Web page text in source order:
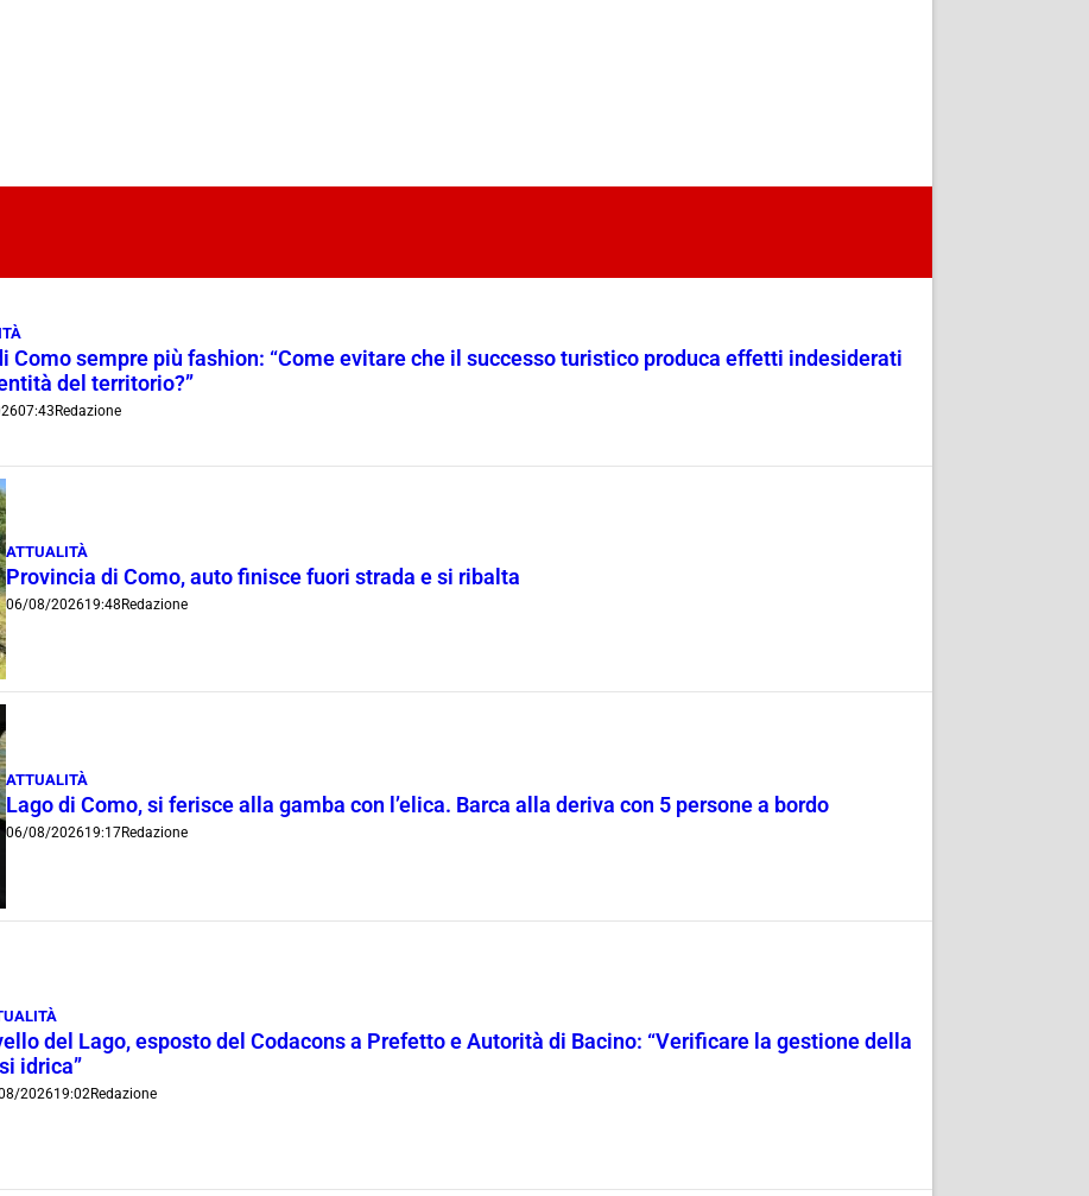
Como sempre più fashion: “Come evitare che il successo turistico produca effetti indesiderati
del territorio?”
07:43Redazione
ATTUALITÀ
Provincia di Como, auto finisce fuori strada e si ribalta
06/08/202619:48 Redazione
ATTUALITÀ
Lago di Como, si ferisce alla gamba con l’elica. Barca alla deriva con 5 persone a bordo
06/08/202619:17Redazione
del Lago, esposto del Codacons a Prefetto e Autorità di Bacino: “Verificare la gestione della
idrica”
202619:02Redazione